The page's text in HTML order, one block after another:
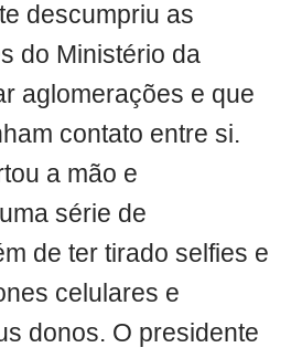
descumpriu as
do Ministério da
aglomerações e que
contato entre si.
a mão e
série de
de ter tirado selfies e
celulares e
donos. O presidente